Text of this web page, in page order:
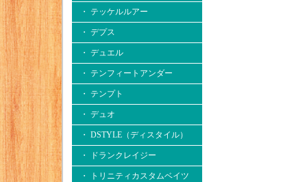
・ テッケルルアー
・ デプス
・ デュエル
・ テンフィートアンダー
・ テンプト
・ デュオ
・ DSTYLE（ディスタイル）
・ ドランクレイジー
・ トリニティカスタムベイツ